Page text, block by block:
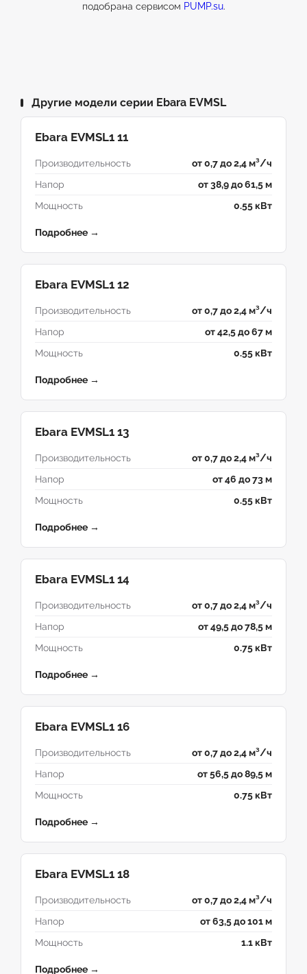
подобрана сервисом PUMP.su.
Другие модели серии Ebara EVMSL
Ebara EVMSL1 11
Производительность
от 0,7 до 2,4 м³/ч
Напор
от 38,9 до 61,5 м
Мощность
0.55 кВт
Подробнее →
Ebara EVMSL1 12
Производительность
от 0,7 до 2,4 м³/ч
Напор
от 42,5 до 67 м
Мощность
0.55 кВт
Подробнее →
Ebara EVMSL1 13
Производительность
от 0,7 до 2,4 м³/ч
Напор
от 46 до 73 м
Мощность
0.55 кВт
Подробнее →
Ebara EVMSL1 14
Производительность
от 0,7 до 2,4 м³/ч
Напор
от 49,5 до 78,5 м
Мощность
0.75 кВт
Подробнее →
Ebara EVMSL1 16
Производительность
от 0,7 до 2,4 м³/ч
Напор
от 56,5 до 89,5 м
Мощность
0.75 кВт
Подробнее →
Ebara EVMSL1 18
Производительность
от 0,7 до 2,4 м³/ч
Напор
от 63,5 до 101 м
Мощность
1.1 кВт
Подробнее →